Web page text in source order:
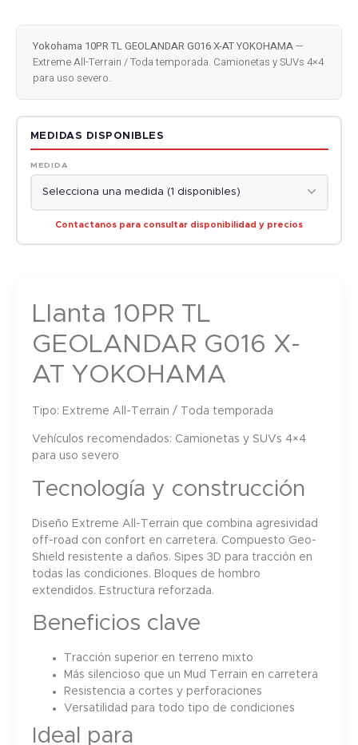
Yokohama 10PR TL GEOLANDAR G016 X-AT YOKOHAMA—
Extreme All-Terrain / Toda temporada. Camionetas y SUVs 4×4
para uso severo.
MEDIDAS DISPONIBLES
MEDIDA
Contactanos para consultar disponibilidad y precios
Llanta 10PR TL
GEOLANDAR G016 X-
AT YOKOHAMA
Tipo: Extreme All-Terrain / Toda temporada
Vehículos recomendados: Camionetas y SUVs 4×4
para uso severo
Tecnología y construcción
Diseño Extreme All-Terrain que combina agresividad
off-road con confort en carretera. Compuesto Geo-
Shield resistente a daños. Sipes 3D para tracción en
todas las condiciones. Bloques de hombro
extendidos. Estructura reforzada.
Beneficios clave
Tracción superior en terreno mixto
Más silencioso que un Mud Terrain en carretera
Resistencia a cortes y perforaciones
Versatilidad para todo tipo de condiciones
Ideal para